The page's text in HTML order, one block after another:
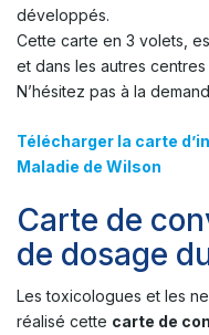
développés.
Cette carte en 3 volets,
et dans les autres
N’hésitez pas à la
Télécharger la carte
Maladie de Wilson
Carte de
de dosage
Les toxicologues et les
réalisé cette carte de